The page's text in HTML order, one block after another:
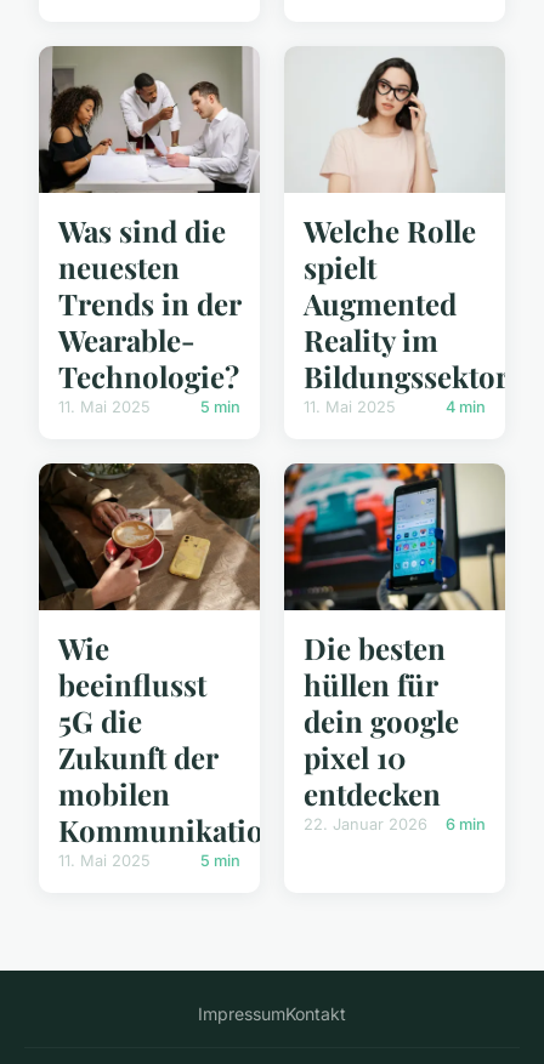
Was sind die
neuesten
Trends in der
Wearable-
Technologie?
11. Mai 2025 5 min
Welche Rolle
spielt
Augmented
Reality im
Bildungssektor?
11. Mai 2025 4 min
Wie
beeinflusst
5G die
Zukunft der
mobilen
Kommunikation?
11. Mai 2025 5 min
Die besten
hüllen für
dein google
pixel 10
entdecken
22. Januar 2026 6 min
ImpressumKontakt